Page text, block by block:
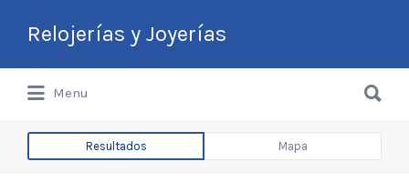
Relojerías y Joyerías
Guía de Relojerías y Joyerías en
Buscar
por:
Menu
por:
Resultados Mapa